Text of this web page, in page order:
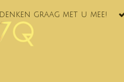
met u mee!